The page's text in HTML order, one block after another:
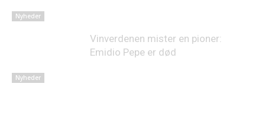
Nyheder
Nyheder
Vinverdenen mister en pioner:
Emidio Pepe er død